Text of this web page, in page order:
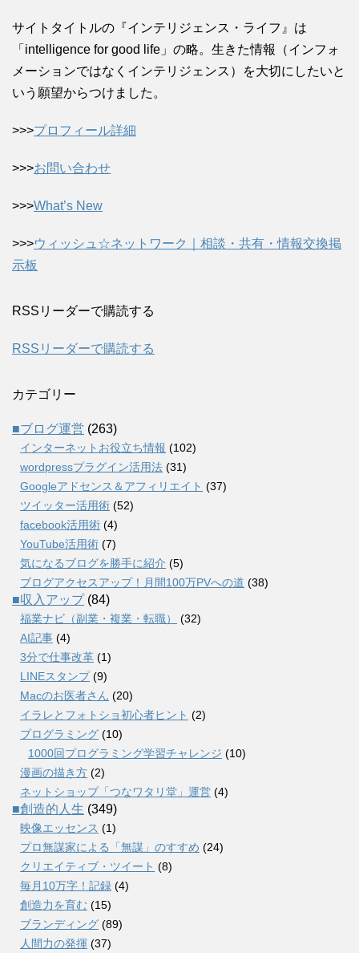
サイトタイトルの『インテリジェンス・ライフ』は
「intelligence for good life」の略。生きた情報（インフォ
メーションではなくインテリジェンス）を大切にしたいと
いう願望からつけました。
>>>プロフィール詳細
>>>お問い合わせ
>>>What’s New
>>>ウィッシュ☆ネットワーク｜相談・共有・情報交換掲
示板
RSSリーダーで購読する
RSSリーダーで購読する
カテゴリー
■ブログ運営 (263)
インターネットお役立ち情報 (102)
wordpressプラグイン活用法 (31)
Googleアドセンス＆アフィリエイト (37)
ツイッター活用術 (52)
facebook活用術 (4)
YouTube活用術 (7)
気になるブログを勝手に紹介 (5)
ブログアクセスアップ！月間100万PVへの道 (38)
■収入アップ(84)
福業ナビ（副業・複業・転職）
(32)
AI記事 (4)
3分で仕事改革 (1)
LINEスタンプ(9)
Macのお医者さん (20)
イラレとフォトショ初心者ヒント (2)
プログラミング (10)
1000回プログラミング学習チャレンジ (10)
漫画の描き方 (2)
ネットショップ「つなワタリ堂」運営 (4)
■創造的人生 (349)
映像エッセンス (1)
プロ無謀家による「無謀」のすすめ (24)
クリエイティブ・ツイート (8)
毎月10万字！記録 (4)
創造力を育む (15)
ブランディング (89)
人間力の発揮 (37)